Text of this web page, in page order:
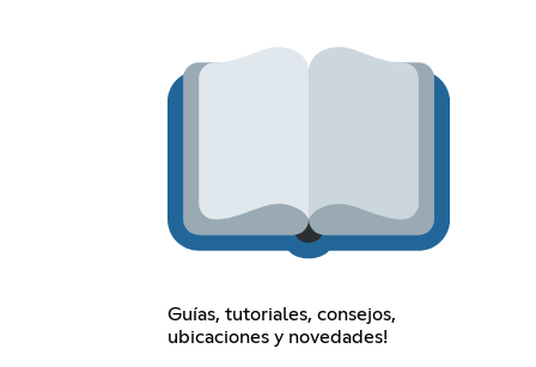
Guías, tutoriales, consejos,
ubicaciones y novedades!